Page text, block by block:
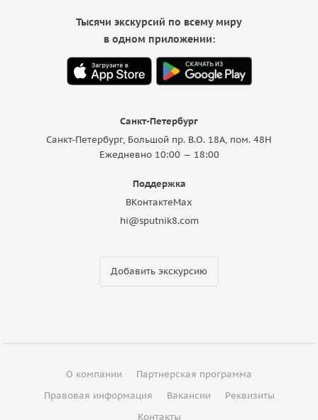
Санкт-Петербург
Санкт-Петербург, Большой пр. В.О. 18A, пом. 48Н
Ежедневно 10:00 — 18:00
Поддержка
ВКонтактеMax
hi@sputnik8.com
Добавить экскурсию
Тысячи экскурсий по всему миру
в одном приложении:
О компании
Партнерская программа
Правовая информация
Вакансии
Реквизиты
Контакты